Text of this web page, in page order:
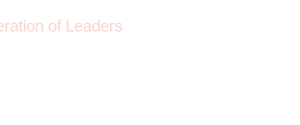
of Leaders
von z.B. Facebook und